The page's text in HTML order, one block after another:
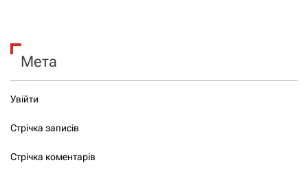
Мета
Увійти
Стрічка записів
Стрічка коментарів